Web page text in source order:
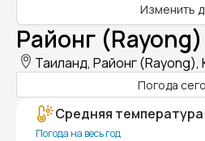
Изменить
Районг
Таиланд, Районг (Rayong),
Погода
Средняя температура
Погода на весь год